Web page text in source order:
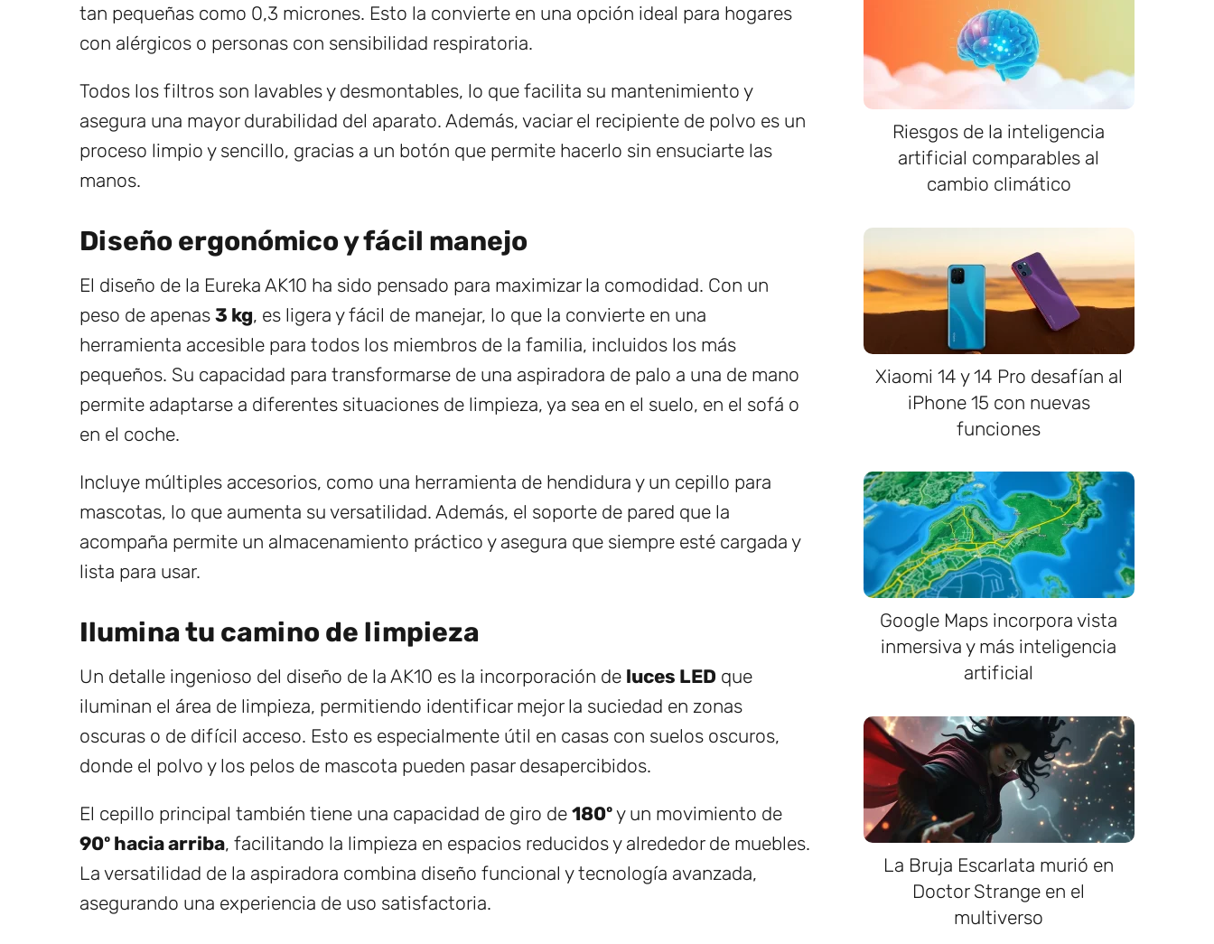
tan pequeñas como 0,3 micrones. Esto la convierte en una opción ideal para hogares
con alérgicos o personas con sensibilidad respiratoria.
Todos los filtros son lavables y desmontables, lo que facilita su mantenimiento y
asegura una mayor durabilidad del aparato. Además, vaciar el recipiente de polvo es un
proceso limpio y sencillo, gracias a un botón que permite hacerlo sin ensuciarte las
manos.
Diseño ergonómico y fácil manejo
El diseño de la Eureka AK10 ha sido pensado para maximizar la comodidad. Con un
peso de apenas 3 kg, es ligera y fácil de manejar, lo que la convierte en una
herramienta accesible para todos los miembros de la familia, incluidos los más
pequeños. Su capacidad para transformarse de una aspiradora de palo a una de mano
permite adaptarse a diferentes situaciones de limpieza, ya sea en el suelo, en el sofá o
en el coche.
Incluye múltiples accesorios, como una herramienta de hendidura y un cepillo para
mascotas, lo que aumenta su versatilidad. Además, el soporte de pared que la
acompaña permite un almacenamiento práctico y asegura que siempre esté cargada y
lista para usar.
Ilumina tu camino de limpieza
Un detalle ingenioso del diseño de la AK10 es la incorporación de luces LED que
iluminan el área de limpieza, permitiendo identificar mejor la suciedad en zonas
oscuras o de difícil acceso. Esto es especialmente útil en casas con suelos oscuros,
donde el polvo y los pelos de mascota pueden pasar desapercibidos.
El cepillo principal también tiene una capacidad de giro de 180ºy un movimiento de
90º hacia arriba, facilitando la limpieza en espacios reducidos y alrededor de muebles.
La versatilidad de la aspiradora combina diseño funcional y tecnología avanzada,
asegurando una experiencia de uso satisfactoria.
Riesgos de la inteligencia
artificial comparables al
cambio climático
Xiaomi 14 y 14 Pro desafían al
iPhone 15 con nuevas
funciones
Google Maps incorpora vista
inmersiva y más inteligencia
artificial
La Bruja Escarlata murió en
Doctor Strange en el
multiverso